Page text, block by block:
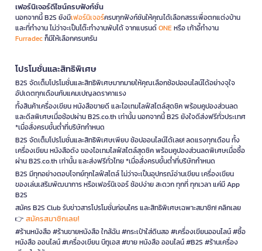
เฟอร์นิเจอร์ดีไซน์ครบฟังก์ชั่น
นอกจากนี้ B2S ยังมีเฟอร์นิเจอร์ครบทุกฟังก์ชันให้คุณได้เลือกสรรเพื่อตกแต่งบ้าน
และที่ทำงาน ไม่ว่าจะเป็นโต๊ะทำงานพับได้ จากแบรนด์ONEหรือ เก้าอี้ทำงาน
Furradecก็มีให้เลือกครบครัน
โปรโมชั่นและสิทธิพิเศษ
B2S จัดเต็มโปรโมชั่นและสิทธิพิเศษมากมายให้คุณเลือกช้อปออนไลน์ได้อย่างจุใจ
อัปเดตทุกเดือนกับแคมเปญลดราคาแรง
ทั้งสินค้าเครื่องเขียน หนังสือขายดี และไอเทมไลฟ์สไตล์สุดชิค พร้อมคูปองส่วนลด
และดีลพิเศษเมื่อช้อปผ่าน B2S.co.th เท่านั้น นอกจากนี้ B2S ยังใจดีส่งฟรีทั่วประเทศ
*เมื่อสั่งครบขั้นต่ำที่บริษัทกำหนด
B2S จัดเต็มโปรโมชั่นและสิทธิพิเศษเพียบ ช้อปออนไลน์ได้เลย! ลดแรงทุกเดือน ทั้ง
เครื่องเขียน หนังสือดัง ของไอเทมไลฟ์สไตล์สุดชิค พร้อมคูปองส่วนลดพิเศษเมื่อซื้อ
ผ่าน B2S.co.th เท่านั้น และส่งฟรีทั่วไทย *เมื่อสั่งครบขั้นต่ำที่บริษัทกำหนด
B2S มีทุกอย่างตอบโจทย์ทุกไลฟ์สไตล์ ไม่ว่าจะเป็นอุปกรณ์อ่านเขียน เครื่องเขียน
ของเล่นเสริมพัฒนาการ หรือเฟอร์นิเจอร์ ช้อปง่าย สะดวก ทุกที่ ทุกเวลา แค่มี App
B2S
สมัคร B2S Club รับข่าวสารโปรโมชั่นก่อนใคร และสิทธิพิเศษเฉพาะสมาชิก! คลิกเลย
👉 สมัครสมาชิกเลย!
#ร้านหนังสือ #ร้านขายหนังสือ ใกล้ฉัน #กระเป๋าใส่ดินสอ #เครื่องเขียนออนไลน์ #ซื้อ
หนังสือ ออนไลน์ #เครื่องเขียน บีทูเอส #ขาย หนังสือ ออนไลน์ #B2S #ร้านเครื่อง